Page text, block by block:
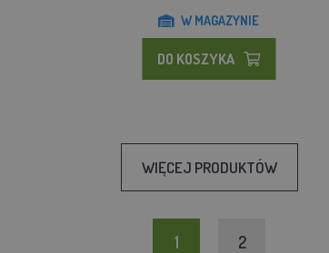
W MAGAZYNIE
DO KOSZYKA
WIĘCEJ PRODUKTÓW
1 2